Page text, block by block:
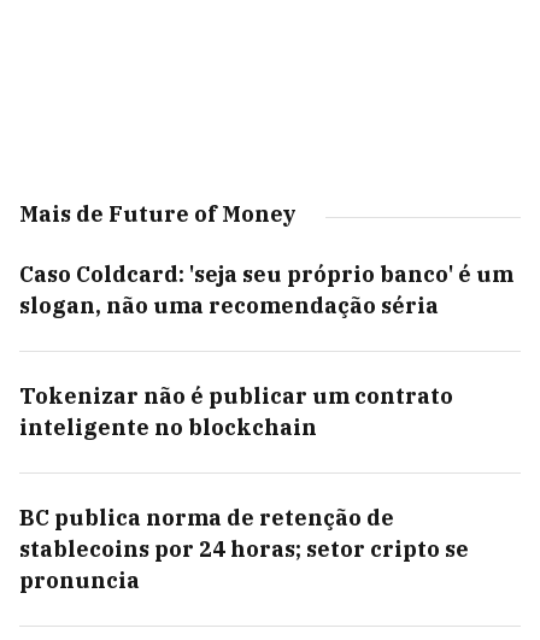
Mais de Future of Money
Caso Coldcard: 'seja seu próprio banco' é um
slogan, não uma recomendação séria
Tokenizar não é publicar um contrato
inteligente no blockchain
BC publica norma de retenção de
stablecoins por 24 horas; setor cripto se
pronuncia